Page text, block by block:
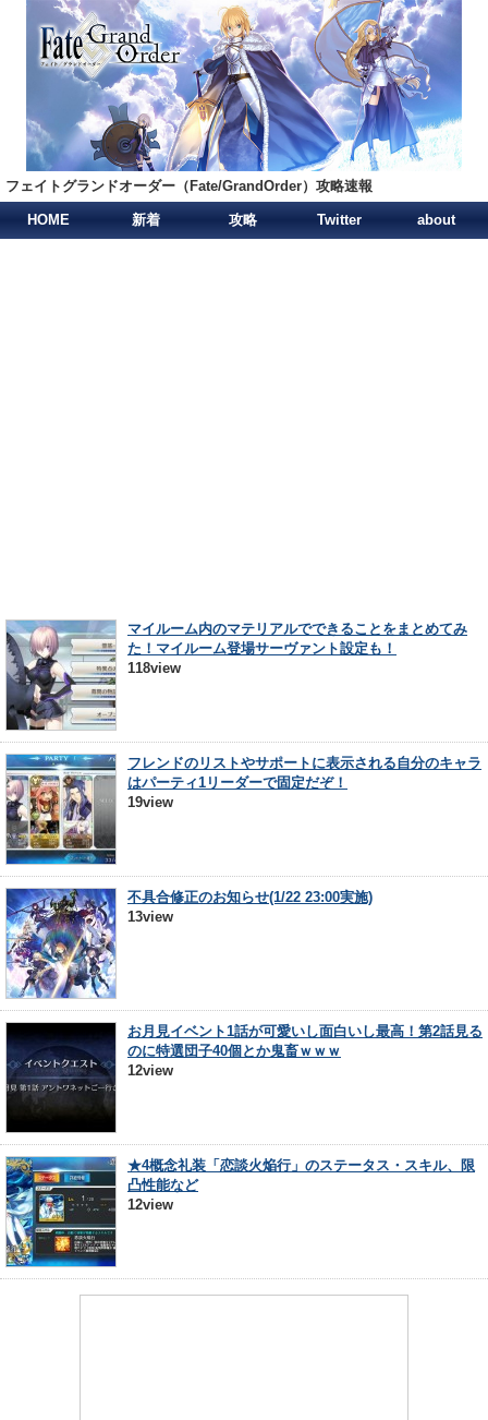
フェイトグランドオーダー（Fate/GrandOrder）攻略速報
HOME 新着 攻略 Twitter about
マイルーム内のマテリアルでできることをまとめてみ
た！マイルーム登場サーヴァント設定も！
118view
フレンドのリストやサポートに表示される自分のキャラ
はパーティ1リーダーで固定だぞ！
19view
不具合修正のお知らせ(1/22 23:00実施)
13view
お月見イベント1話が可愛いし面白いし最高！第2話見る
のに特選団子40個とか鬼畜ｗｗｗ
12view
★4概念礼装「恋談火焔行」のステータス・スキル、限
凸性能など
12view